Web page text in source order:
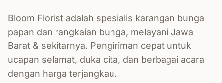
Bloom Florist adalah spesialis karangan bunga
papan dan rangkaian bunga, melayani Jawa
Barat & sekitarnya. Pengiriman cepat untuk
ucapan selamat, duka cita, dan berbagai acara
dengan harga terjangkau.